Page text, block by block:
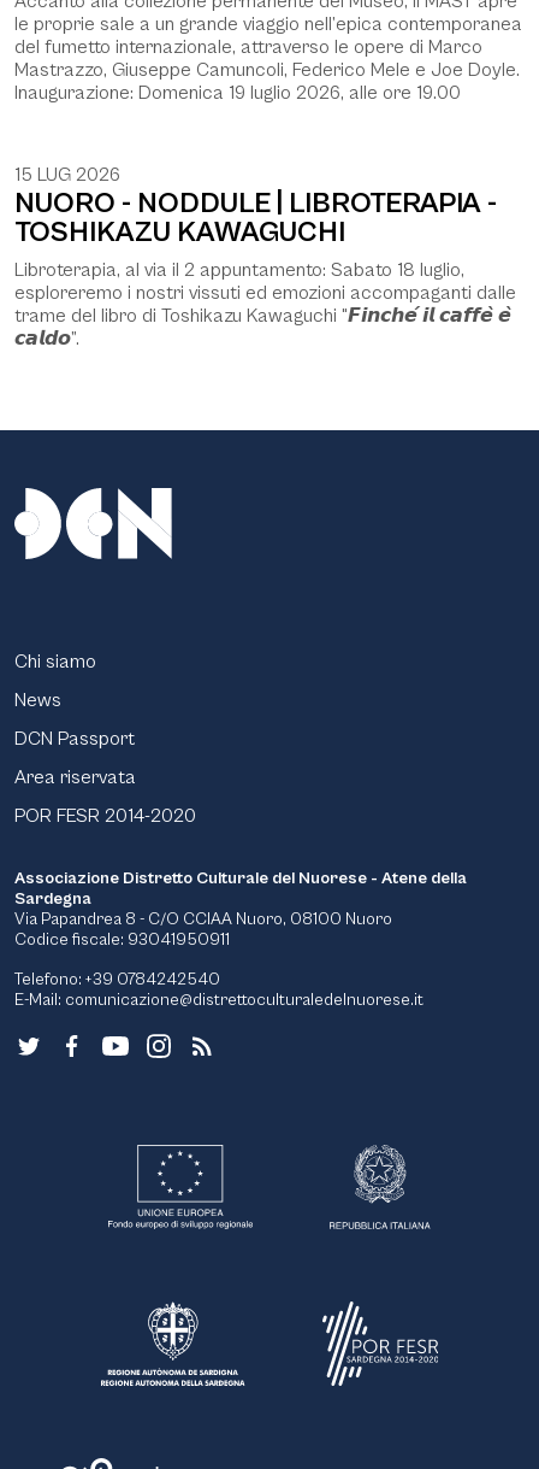
le proprie sale a un grande viaggio nell’epica contemporanea
del fumetto internazionale, attraverso le opere di Marco
Mastrazzo, Giuseppe Camuncoli, Federico Mele e Joe Doyle.
Inaugurazione: Domenica 19 luglio 2026, alle ore 19.00
15 LUG 2026
NUORO - NODDULE | LIBROTERAPIA -
TOSHIKAZU KAWAGUCHI
Libroterapia, al via il 2 appuntamento: Sabato 18 luglio,
esploreremo i nostri vissuti ed emozioni accompaganti dalle
trame del libro di Toshikazu Kawaguchi "𝙁𝙞𝙣𝙘𝙝𝙚́ 𝙞𝙡 𝙘𝙖𝙛𝙛𝙚̀ 𝙚̀
𝙘𝙖𝙡𝙙𝙤”.
Chi siamo
News
DCN Passport
Area riservata
POR FESR 2014-2020
Associazione Distretto Culturale del Nuorese - Atene della
Sardegna
Via Papandrea 8 - C/O CCIAA Nuoro, 08100 Nuoro
Codice fiscale: 93041950911
Telefono: +39 0784242540
E-Mail: comunicazione@distrettoculturaledelnuorese.it